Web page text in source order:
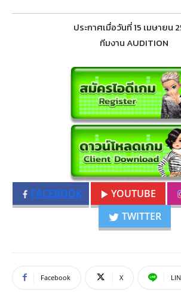
ประกาศเมื่อวันที่ 15 เมษายน
ทีมงาน AUDITION
FACEBOOK YOUTUBE
TWITTER
Facebook X